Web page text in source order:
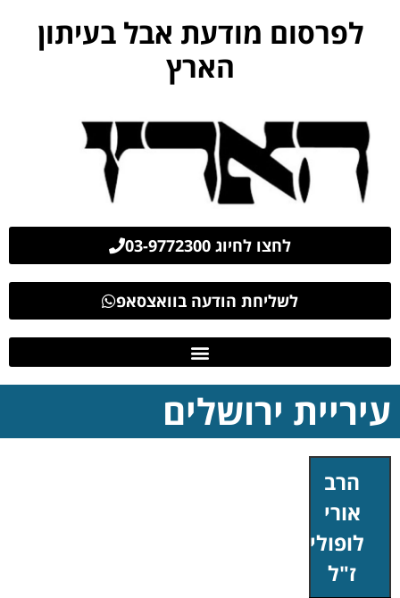
לפרסום מודעת אבל בעיתון
הארץ
לחצו לחיוג 03-9772300
לשליחת הודעה בוואצסאפ
עיריית ירושלים
הרב
אורי
לופוליאנסקי
ז"ל